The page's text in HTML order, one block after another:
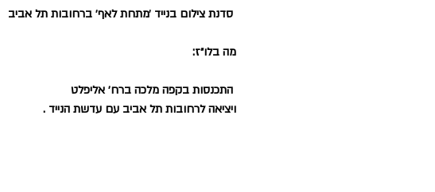
סדנת צילום בנייד ׳מתחת לאף׳ ברחובות תל אביב
מה בלו״ז:
התכנסות בקפה מלכה ברח׳ אליפלט
ויציאה לרחובות תל אביב עם עדשת הנייד .